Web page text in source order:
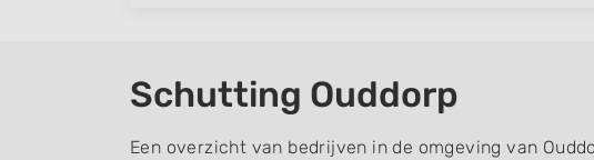
Schutting Ouddorp
Een overzicht van bedrijven in de omgeving van